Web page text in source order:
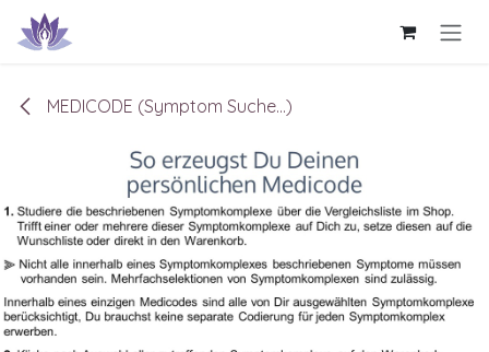
Zum Inhalt springen
MEDICODE (Symptom Suche...)